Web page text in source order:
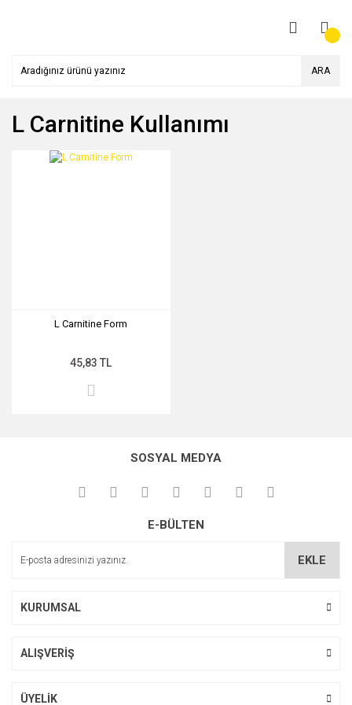
ARA
L Carnitine Kullanımı
L Carnitine Form
45,83 TL
SOSYAL MEDYA
E-BÜLTEN
EKLE
KURUMSAL
ALIŞVERİŞ
ÜYELİK